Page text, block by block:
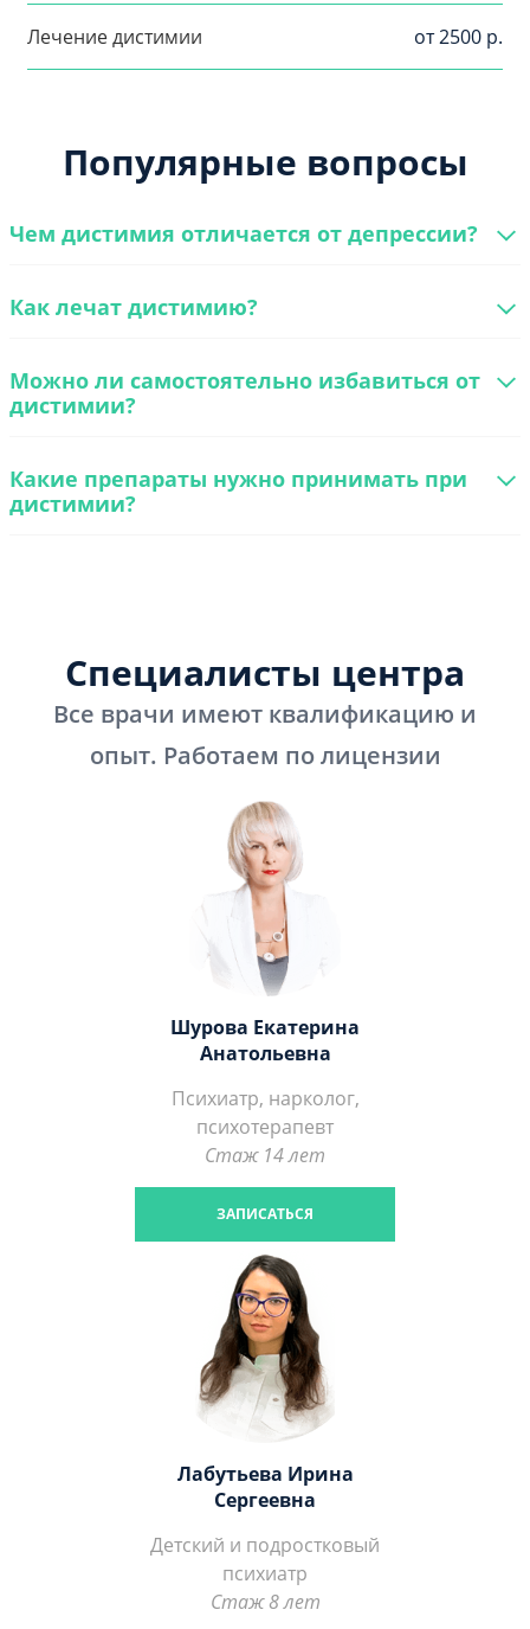
Лечение дистимии от 2500 р.
Популярные вопросы
Чем дистимия отличается от депрессии?
Как лечат дистимию?
Можно ли самостоятельно избавиться от
дистимии?
Какие препараты нужно принимать при
дистимии?
Специалисты центра
Все врачи имеют квалификацию и
опыт. Работаем по лицензии
Шурова Екатерина
Анатольевна
Психиатр, нарколог,
психотерапевт
Стаж 14 лет
ЗАПИСАТЬСЯ
Лабутьева Ирина
Сергеевна
Детский и подростковый
психиатр
Стаж 8 лет